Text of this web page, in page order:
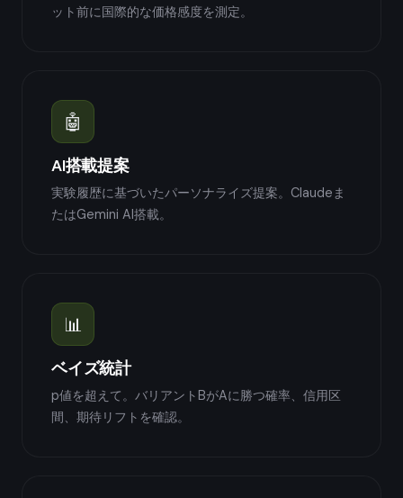
ット前に国際的な価格感度を測定。
🤖
AI搭載提案
実験履歴に基づいたパーソナライズ提案。Claudeま
たはGemini AI搭載。
📊
ベイズ統計
p値を超えて。バリアントBがAに勝つ確率、信用区
間、期待リフトを確認。